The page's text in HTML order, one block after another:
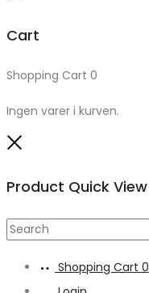
Cart
Shopping Cart 0
Ingen varer i kurven.
Product Quick View
Search
Shopping Cart 0